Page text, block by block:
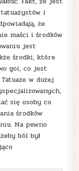
i
że
maści i środków
jest
środki, które
goi, co jest
w dużej
się osoby co
środków
Na pewno
ból był